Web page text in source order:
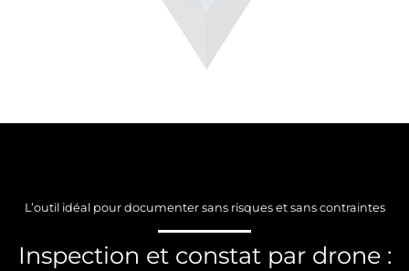
L’outil idéal pour documenter sans risques et sans contraintes
Inspection et constat par drone :